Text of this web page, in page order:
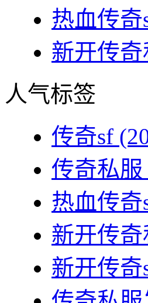
热血传奇
新开传奇
人气标签
传奇sf
传奇私服
热血传奇
新开传奇
新开传奇